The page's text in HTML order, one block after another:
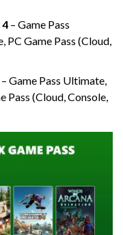
4 – Game Pass
PC Game Pass (Cloud,
– Game Pass Ultimate,
Pass (Cloud, Console,